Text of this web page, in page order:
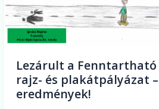
Lezárult a Fenntartható
rajz- és plakátpályázat
eredmények!
eredmények!